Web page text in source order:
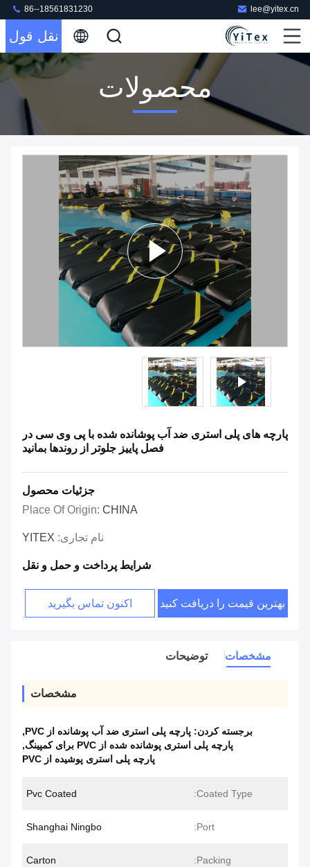
lee@yitex.cn
86--18561831230
نقل قول
محصولات
پارچه های پلی استری ضد آب پوشانده شده با پی وی سی در
فصل پاییز جلوتر از روندها بمانید
جزئیات محصول
Place Of Origin: CHINA
نام تجاری: YITEX
شرایط پرداخت و حمل و نقل
بهترین قیمت را دریافت کنید اکنون تماس بگیرید
مشخصات توضیحات
مشخصات
برجسته کردن: پارچه پلی استری ضد آب پوشانده از PVC
,
پارچه پلی استری پوشانده شده از PVC برای کمپینگ
,
پارچه پلی استری پوشیده از PVC
Coated Type:
Pvc Coated
Port:
Shanghai Ningbo
Packing:
Carton